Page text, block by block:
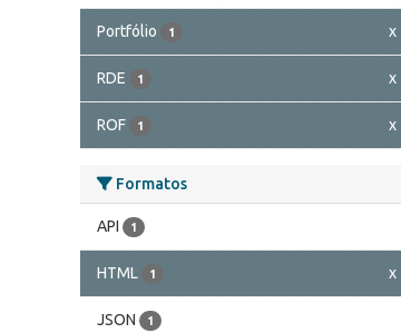
Portfólio 1 x
RDE 1 x
ROF 1 x
Formatos
API 1
HTML 1 x
JSON 1